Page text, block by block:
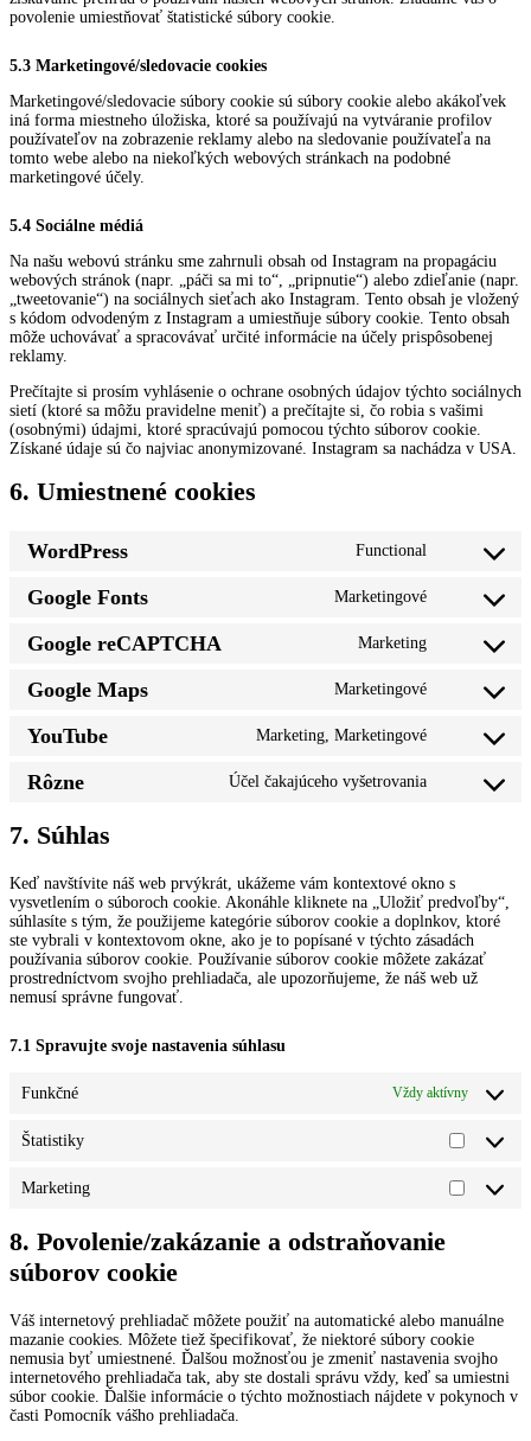
povolenie umiestňovať štatistické súbory cookie.
5.3 Marketingové/sledovacie cookies
Marketingové/sledovacie súbory cookie sú súbory cookie alebo akákoľvek
iná forma miestneho úložiska, ktoré sa používajú na vytváranie profilov
používateľov na zobrazenie reklamy alebo na sledovanie používateľa na
tomto webe alebo na niekoľkých webových stránkach na podobné
marketingové účely.
5.4 Sociálne médiá
Na našu webovú stránku sme zahrnuli obsah od Instagram na propagáciu
webových stránok (napr. „páči sa mi to“, „pripnutie“) alebo zdieľanie (napr.
„tweetovanie“) na sociálnych sieťach ako Instagram. Tento obsah je vložený
s kódom odvodeným z Instagram a umiestňuje súbory cookie. Tento obsah
môže uchovávať a spracovávať určité informácie na účely prispôsobenej
reklamy.
Prečítajte si prosím vyhlásenie o ochrane osobných údajov týchto sociálnych
sietí (ktoré sa môžu pravidelne meniť) a prečítajte si, čo robia s vašimi
(osobnými) údajmi, ktoré spracúvajú pomocou týchto súborov cookie.
Získané údaje sú čo najviac anonymizované. Instagram sa nachádza v USA.
6. Umiestnené cookies
WordPress Functional
Consent
service
Google Fonts Marketingové
Consent
service
Google reCAPTCHA Marketing
Consent
service
Google Maps Marketingové
Consent
service
YouTube Marketing, Marketingové
Consent
service
Rôzne Účel čakajúceho vyšetrovania
Consent
7. Súhlas
Keď navštívite náš web prvýkrát, ukážeme vám kontextové okno s
vysvetlením o súboroch cookie. Akonáhle kliknete na „Uložiť predvoľby“,
súhlasíte s tým, že použijeme kategórie súborov cookie a doplnkov, ktoré
ste vybrali v kontextovom okne, ako je to popísané v týchto zásadách
používania súborov cookie. Používanie súborov cookie môžete zakázať
prostredníctvom svojho prehliadača, ale upozorňujeme, že náš web už
nemusí správne fungovať.
7.1 Spravujte svoje nastavenia súhlasu
Funkčné Vždy aktívny
Štatistiky Štatistiky
Marketing
8. Povolenie/zakázanie a odstraňovanie
súborov cookie
Váš internetový prehliadač môžete použiť na automatické alebo manuálne
mazanie cookies. Môžete tiež špecifikovať, že niektoré súbory cookie
nemusia byť umiestnené. Ďalšou možnosťou je zmeniť nastavenia svojho
internetového prehliadača tak, aby ste dostali správu vždy, keď sa umiestni
súbor cookie. Ďalšie informácie o týchto možnostiach nájdete v pokynoch v
časti Pomocník vášho prehliadača.